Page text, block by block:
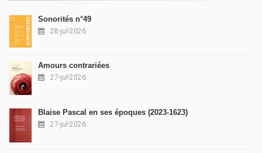
Sonorités n°49
28-jul-2026
Amours contrariées
27-jul-2026
Blaise Pascal en ses époques (2023-1623)
27-jul-2026